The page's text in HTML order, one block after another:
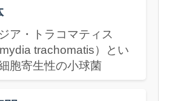
ア・トラコマティス
trachomatis）とい
胞寄生性の小球菌